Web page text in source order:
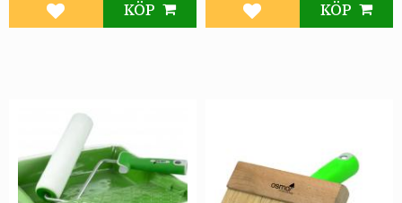
Lägg till i favoriter
KÖP
Lägg till i favoriter
KÖP